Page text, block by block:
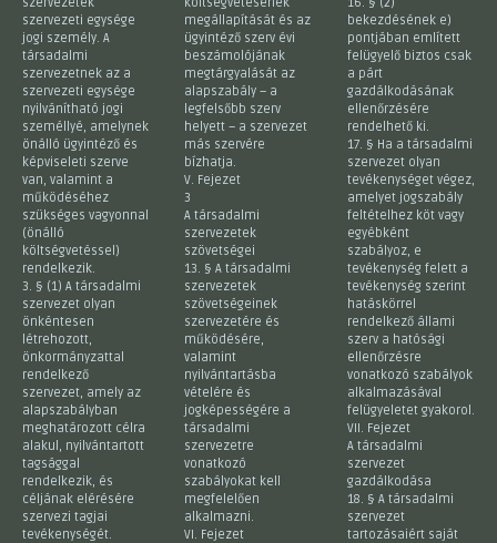
szervezeti egysége
jogi személy. A
társadalmi
szervezetnek az a
szervezeti egysége
nyilvánítható jogi
személlyé, amelynek
önálló ügyintéző és
képviseleti szerve
van, valamint a
működéséhez
szükséges vagyonnal
(önálló
költségvetéssel)
rendelkezik.
3. § (1) A társadalmi
szervezet olyan
önkéntesen
létrehozott,
önkormányzattal
rendelkező
szervezet, amely az
alapszabályban
meghatározott célra
alakul, nyilvántartott
tagsággal
rendelkezik, és
céljának elérésére
szervezi tagjai
tevékenységét.
megállapítását és az
ügyintéző szerv évi
beszámolójának
megtárgyalását az
alapszabály – a
legfelsőbb szerv
helyett – a szervezet
más szervére
bízhatja.
V. Fejezet
3
A társadalmi
szervezetek
szövetségei
13. § A társadalmi
szervezetek
szövetségeinek
szervezetére és
működésére,
valamint
nyilvántartásba
vételére és
jogképességére a
társadalmi
szervezetre
vonatkozó
szabályokat kell
megfelelően
alkalmazni.
VI. Fejezet
bekezdésének e)
pontjában említett
felügyelő biztos csak
a párt
gazdálkodásának
ellenőrzésére
rendelhető ki.
17. § Ha a társadalmi
szervezet olyan
tevékenységet végez,
amelyet jogszabály
feltételhez köt vagy
egyébként
szabályoz, e
tevékenység felett a
tevékenység szerint
hatáskörrel
rendelkező állami
szerv a hatósági
ellenőrzésre
vonatkozó szabályok
alkalmazásával
felügyeletet gyakorol.
VII. Fejezet
A társadalmi
szervezet
gazdálkodása
18. § A társadalmi
szervezet
tartozásaiért saját